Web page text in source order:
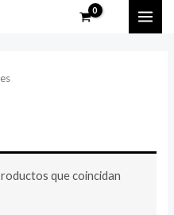
que coincidan